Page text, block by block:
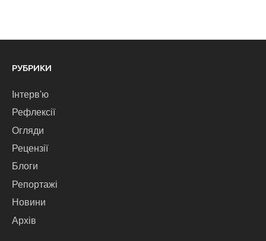
РУБРИКИ
Інтерв'ю
Рефлексії
Огляди
Рецензії
Блоги
Репортажі
Новини
Архів